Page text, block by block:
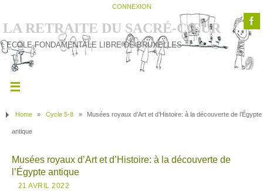
CONNEXION
LA RETRAITE DU SACRÉ-CŒUR
ECOLE FONDAMENTALE LIBRE DE BRUXELLES
Home » Cycle 5-8 » Musées royaux d’Art et d’Histoire: à la découverte de l’Égypte
antique
Musées royaux d’Art et d’Histoire: à la découverte de
l’Égypte antique
21 AVRIL 2022